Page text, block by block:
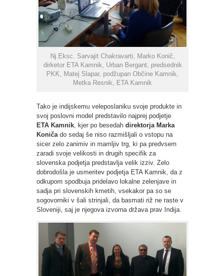
Nj.Eksc. Sarvajit Chakravarti, Marko Konič,
dirketor ETA Kamnik, Urban Bergant, predsednik
PKK, Matej Slapar, podžupan Občine Kamnik,
Metka Resnik, ETA Kamnik
Tako je indijskemu veleposlaniku svoje produkte in
svoj poslovni model predstavilo najprej podjetje
ETA Kamnik , kjer po besedah direktorja Marka
Koniča do sedaj še niso razmišljali o vstopu na
sicer zelo zanimiv in mamljiv trg, ki pa predvsem
zaradi svoje velikosti in drugih specifik za
slovenska podjetja predstavlja velik izziv. Zelo
dobrodošla je usmeritev podjetja ETA Kamnik, da z
odkupom spodbuja pridelavo lokalne zelenjave in
sadja pri slovenskih kmetih, vsekakor pa so se
sogovorniki v šali strinjali, da basmati riž ne raste v
Sloveniji, saj je njegova izvorna država prav Indija.